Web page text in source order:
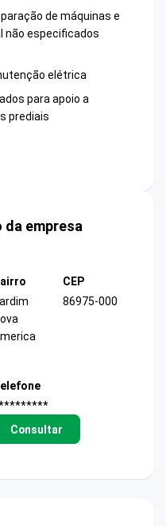
de máquinas e
não especificados
elétrica
para apoio a
prediais
empresa
CEP
86975-000
Consultar